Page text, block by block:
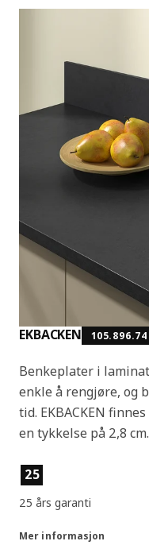
EKBACKEN 105.896.74
Benkeplater i
enkle å rengjøre, og
tid. EKBACKEN
en tykkelse på 2,8
Produktfunksjoner
25
25 års garanti
Mer informasjon